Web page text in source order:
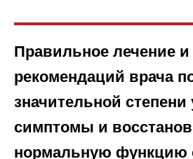
Правильное лечение
рекомендаций врача
значительной степени
симптомы и
нормальную функцию